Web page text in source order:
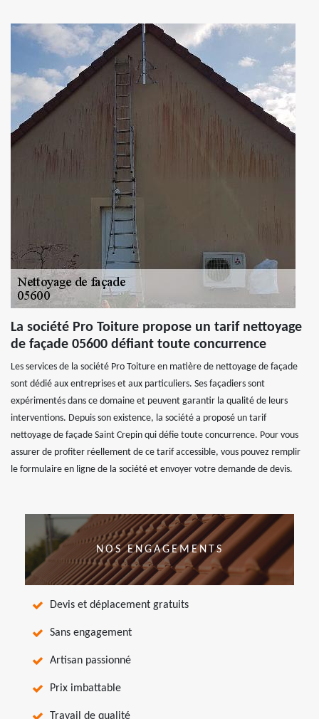
La société Pro Toiture propose un tarif nettoyage
de façade 05600 défiant toute concurrence
Les services de la société Pro Toiture en matière de nettoyage de façade
sont dédié aux entreprises et aux particuliers. Ses façadiers sont
expérimentés dans ce domaine et peuvent garantir la qualité de leurs
interventions. Depuis son existence, la société a proposé un tarif
nettoyage de façade Saint Crepin qui défie toute concurrence. Pour vous
assurer de profiter réellement de ce tarif accessible, vous pouvez remplir
le formulaire en ligne de la société et envoyer votre demande de devis.
NOS ENGAGEMENTS
Devis et déplacement gratuits
Sans engagement
Artisan passionné
Prix imbattable
Travail de qualité